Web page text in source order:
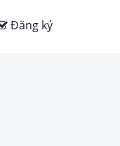
Đăng ký